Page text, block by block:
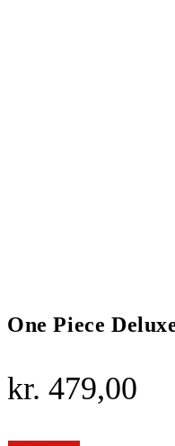
One Piece
kr. 479,00